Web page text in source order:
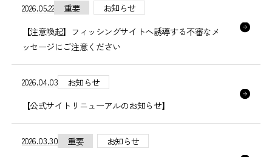
2026.05.22 重要
お知らせ
【注意喚起】フィッシングサイトへ誘導する不審なメ
ッセージにご注意ください
2026.04.03
お知らせ
【公式サイトリニューアルのお知らせ】
2026.03.30 重要
お知らせ